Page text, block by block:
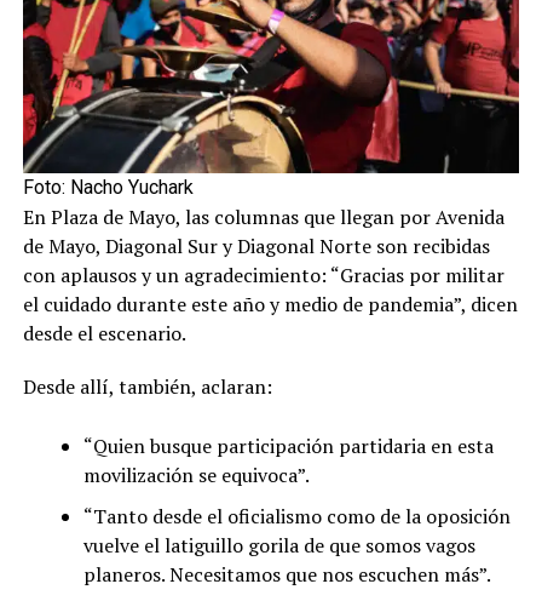
Foto: Nacho Yuchark
En Plaza de Mayo, las columnas que llegan por Avenida
de Mayo, Diagonal Sur y Diagonal Norte son recibidas
con aplausos y un agradecimiento: “Gracias por militar
el cuidado durante este año y medio de pandemia”, dicen
desde el escenario.
Desde allí, también, aclaran:
“Quien busque participación partidaria en esta
movilización se equivoca”.
“Tanto desde el oficialismo como de la oposición
vuelve el latiguillo gorila de que somos vagos
planeros. Necesitamos que nos escuchen más”.